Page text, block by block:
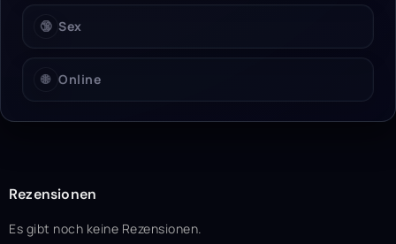
🔞 Sex
🌐 Online
Rezensionen
Es gibt noch keine Rezensionen.